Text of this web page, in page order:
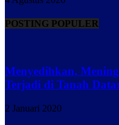
POSTING POPULER
Menyedihkan,
Terjadi di Tanah
2 Januari 2020